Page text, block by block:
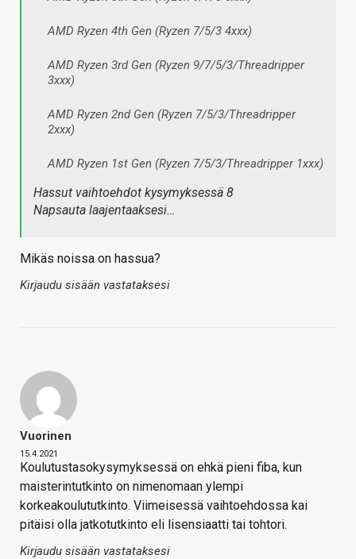
AMD Ryzen 4th Gen (Ryzen 7/5/3 4xxx)
AMD Ryzen 3rd Gen (Ryzen 9/7/5/3/Threadripper
3xxx)
AMD Ryzen 2nd Gen (Ryzen 7/5/3/Threadripper
2xxx)
AMD Ryzen 1st Gen (Ryzen 7/5/3/Threadripper 1xxx)
Hassut vaihtoehdot kysymyksessä 8
Napsauta laajentaaksesi…
Mikäs noissa on hassua?
Kirjaudu sisään vastataksesi
Vuorinen
15.4.2021
Koulutustasokysymyksessä on ehkä pieni fiba, kun
maisterintutkinto on nimenomaan ylempi
korkeakoulututkinto. Viimeisessä vaihtoehdossa kai
pitäisi olla jatkotutkinto eli lisensiaatti tai tohtori.
Kirjaudu sisään vastataksesi